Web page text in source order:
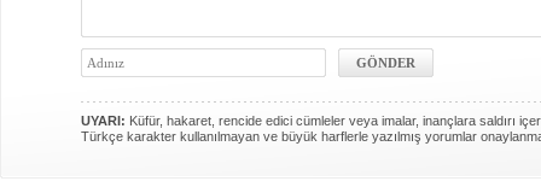
UYARI: Küfür, hakaret, rencide edici cümleler veya imalar, inançlara saldırı
Türkçe karakter kullanılmayan ve büyük harflerle yazılmış yorumlar